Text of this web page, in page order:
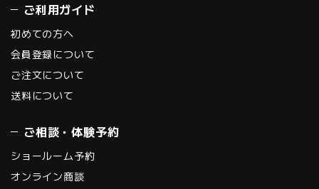
ご利用ガイド
初めての方へ
会員登録について
ご注文について
送料について
ご相談・体験予約
ショールーム予約
オンライン商談